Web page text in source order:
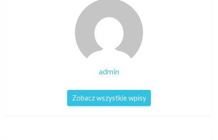
admin
Zobacz wszystkie wpisy